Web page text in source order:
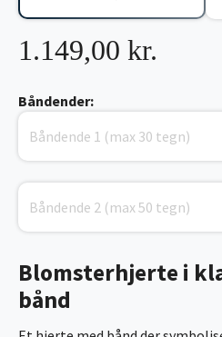
Blomsterhjerte i
bånd
1.149,00 kr.
Båndender: